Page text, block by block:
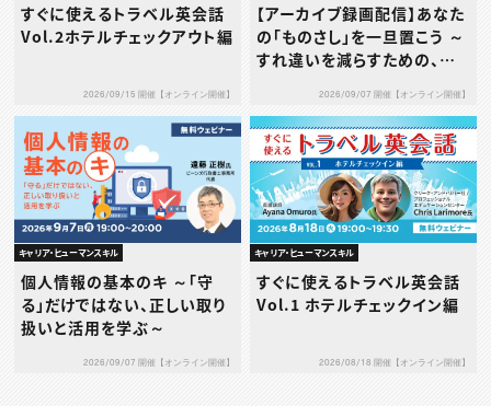
すぐに使えるトラベル英会話
Vol.2ホテルチェックアウト編
2026/09/15 開催【オンライン開催】
【アーカイブ録画配信】あなた
の「ものさし」を一旦置こう ～
すれ違いを減らすための、タ
2026/09/07 開催【オンライン開催】
キャリア・ヒューマンスキル
個人情報の基本のキ ～「守
る」だけではない、正しい取り
扱いと活用を学ぶ～
2026/09/07 開催【オンライン開催】
キャリア・ヒューマンスキル
すぐに使えるトラベル英会話
Vol.1 ホテルチェックイン編
2026/08/18 開催【オンライン開催】